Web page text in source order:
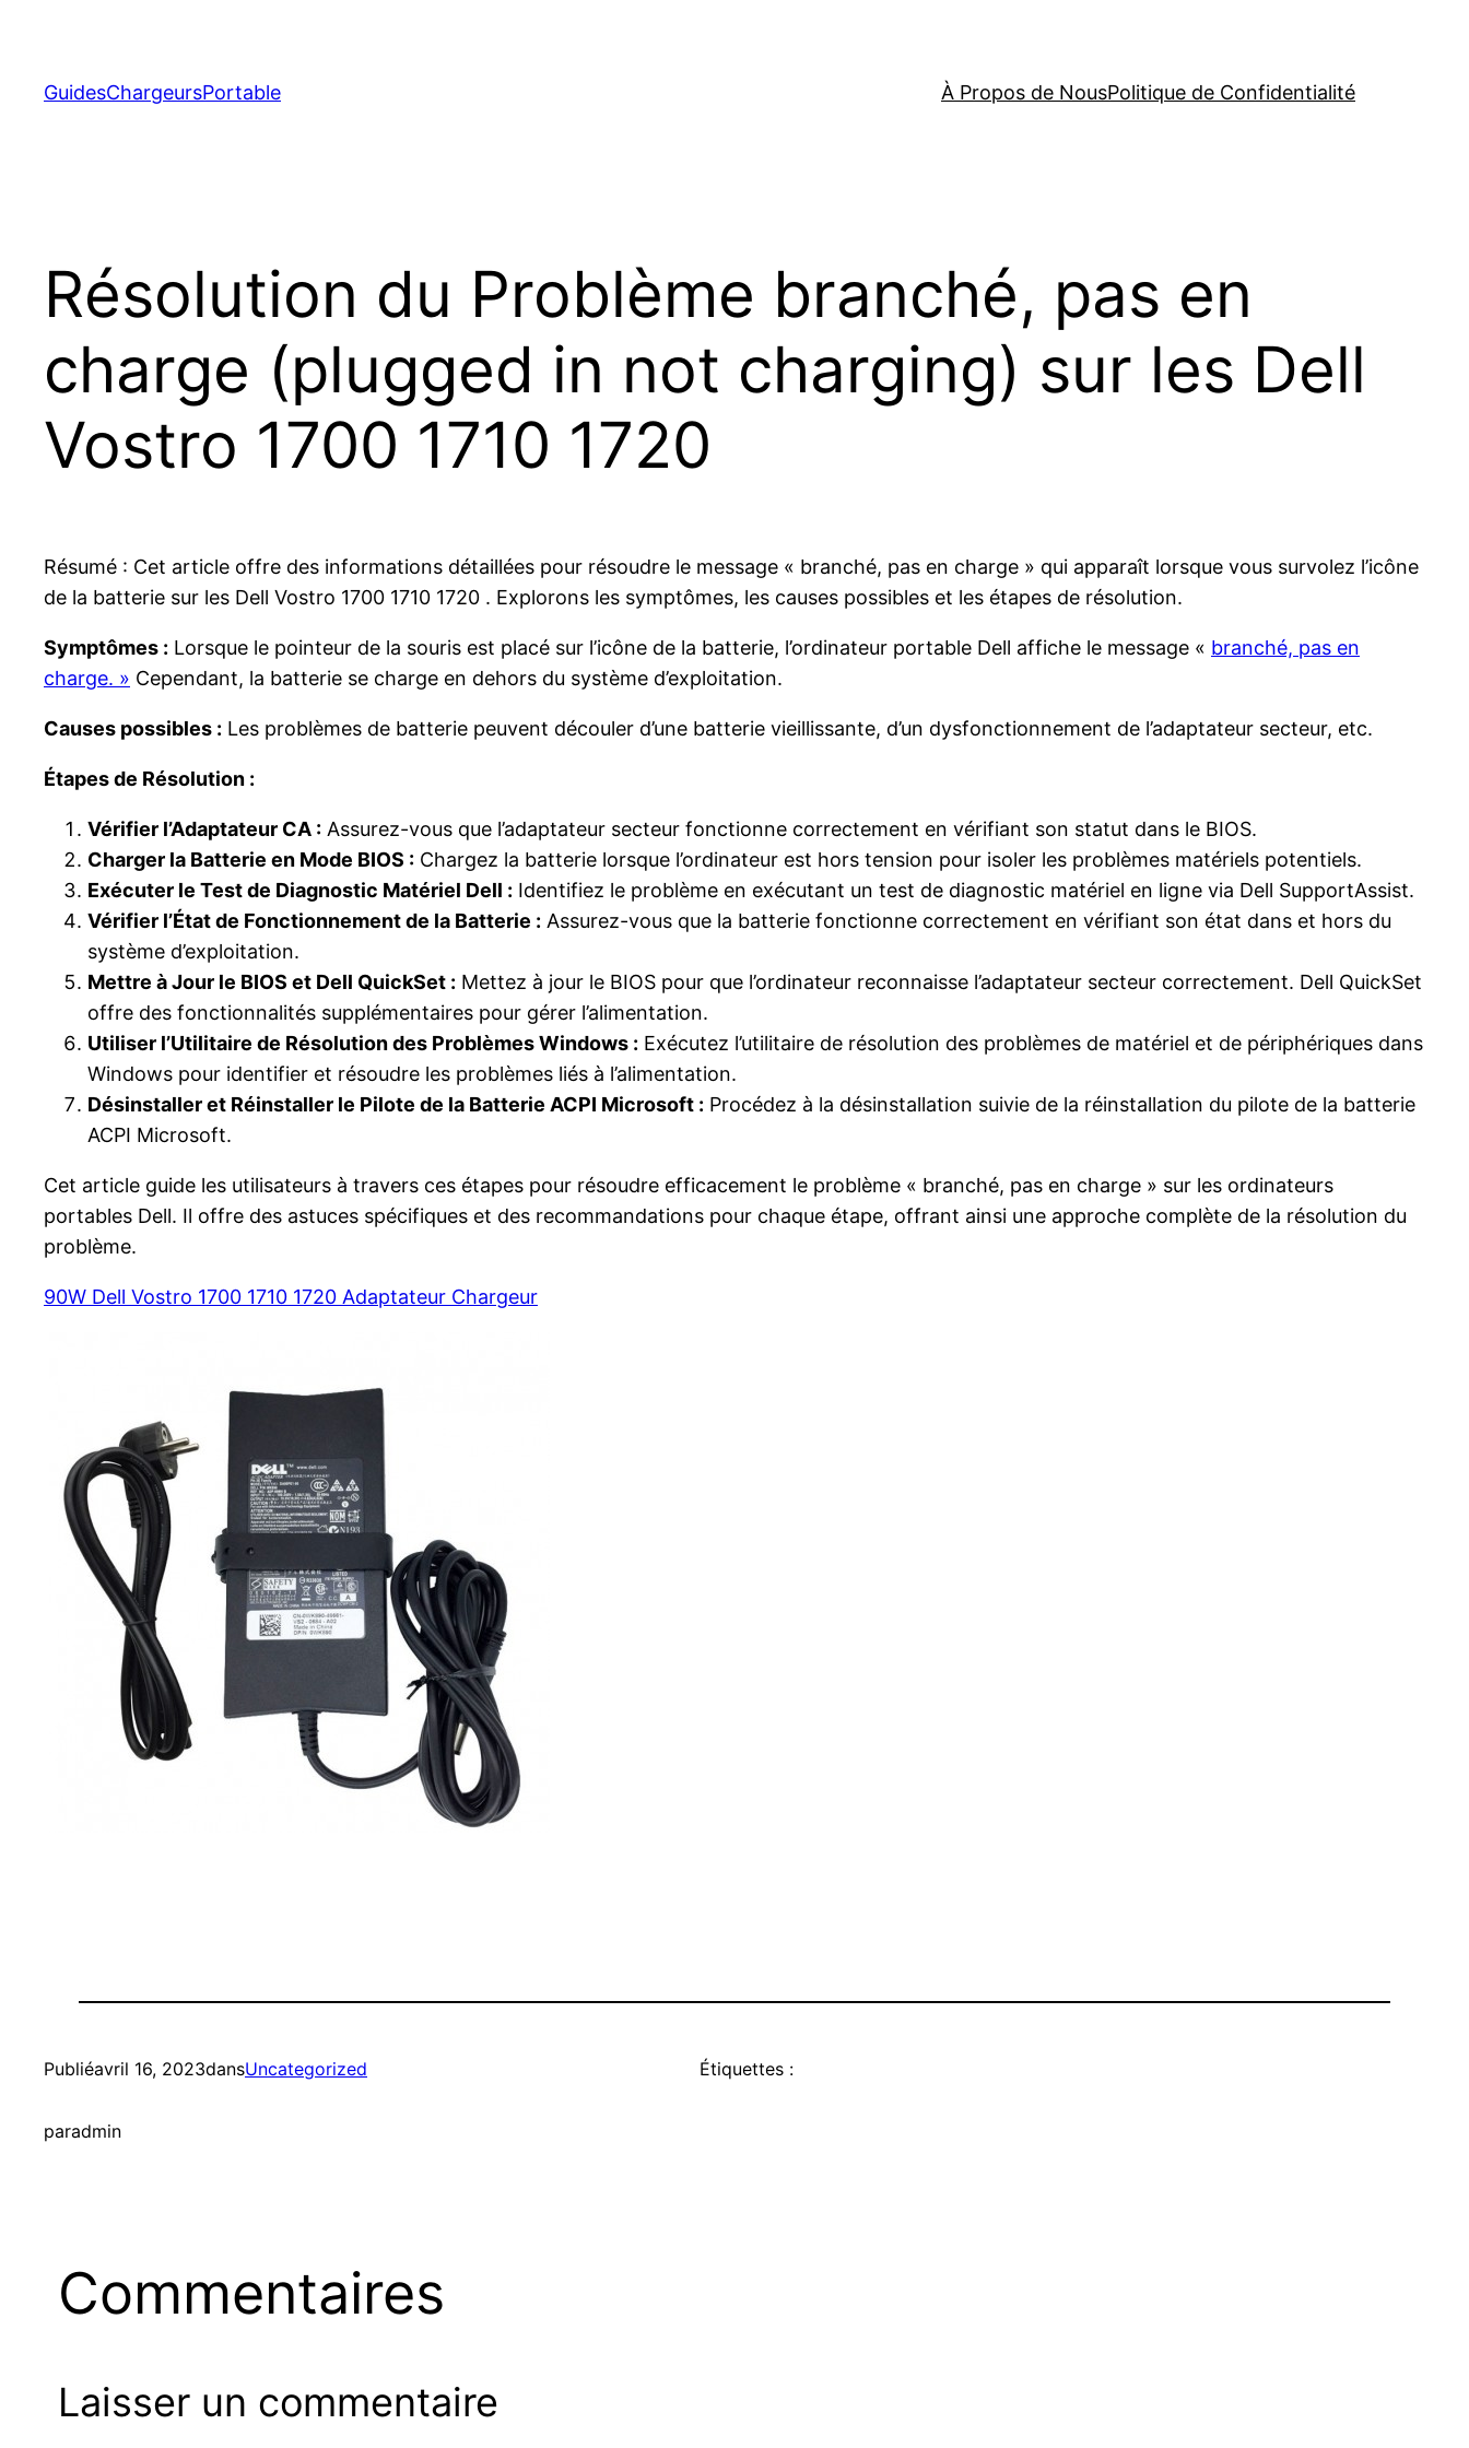
contenu
GuidesChargeursPortable À Propos de NousPolitique de Confidentialité
Résolution du Problème branché, pas en
charge (plugged in not charging) sur les Dell
Vostro 1700 1710 1720
Résumé : Cet article offre des informations détaillées pour résoudre le message « branché, pas en charge » qui apparaît lorsque vous survolez l’icône
de la batterie sur les Dell Vostro 1700 1710 1720 . Explorons les symptômes, les causes possibles et les étapes de résolution.
Symptômes : Lorsque le pointeur de la souris est placé sur l’icône de la batterie, l’ordinateur portable Dell affiche le message « branché, pas en
charge. » Cependant, la batterie se charge en dehors du système d’exploitation.
Causes possibles : Les problèmes de batterie peuvent découler d’une batterie vieillissante, d’un dysfonctionnement de l’adaptateur secteur, etc.
Étapes de Résolution :
Vérifier l’Adaptateur CA : Assurez-vous que l’adaptateur secteur fonctionne correctement en vérifiant son statut dans le BIOS.
Charger la Batterie en Mode BIOS : Chargez la batterie lorsque l’ordinateur est hors tension pour isoler les problèmes matériels potentiels.
Exécuter le Test de Diagnostic Matériel Dell : Identifiez le problème en exécutant un test de diagnostic matériel en ligne via Dell SupportAssist.
Vérifier l’État de Fonctionnement de la Batterie : Assurez-vous que la batterie fonctionne correctement en vérifiant son état dans et hors du
système d’exploitation.
Mettre à Jour le BIOS et Dell QuickSet : Mettez à jour le BIOS pour que l’ordinateur reconnaisse l’adaptateur secteur correctement. Dell QuickSet
offre des fonctionnalités supplémentaires pour gérer l’alimentation.
Utiliser l’Utilitaire de Résolution des Problèmes Windows : Exécutez l’utilitaire de résolution des problèmes de matériel et de périphériques dans
Windows pour identifier et résoudre les problèmes liés à l’alimentation.
Désinstaller et Réinstaller le Pilote de la Batterie ACPI Microsoft : Procédez à la désinstallation suivie de la réinstallation du pilote de la batterie
ACPI Microsoft.
Cet article guide les utilisateurs à travers ces étapes pour résoudre efficacement le problème « branché, pas en charge » sur les ordinateurs
portables Dell. Il offre des astuces spécifiques et des recommandations pour chaque étape, offrant ainsi une approche complète de la résolution du
problème.
90W Dell Vostro 1700 1710 1720 Adaptateur Chargeur
Publiéavril 16, 2023dansUncategorized
paradmin
Étiquettes :
Commentaires
Laisser un commentaire